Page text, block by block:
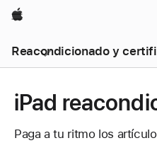
Apple
Reacondicionado y
iPad
Paga a tu ritmo los